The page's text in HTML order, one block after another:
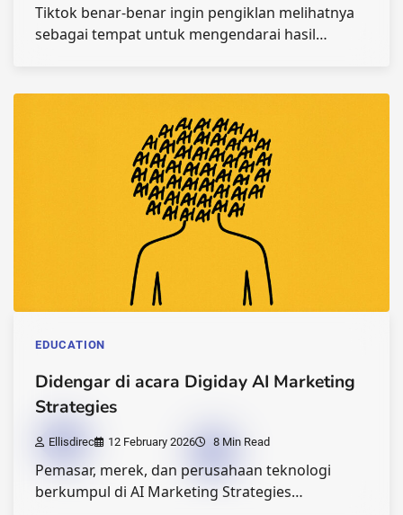
Tiktok benar-benar ingin pengiklan melihatnya
sebagai tempat untuk mengendarai hasil…
EDUCATION
Didengar di acara Digiday AI Marketing
Strategies
Ellisdirec 12 February 2026 8 Min Read
Pemasar, merek, dan perusahaan teknologi
berkumpul di AI Marketing Strategies…